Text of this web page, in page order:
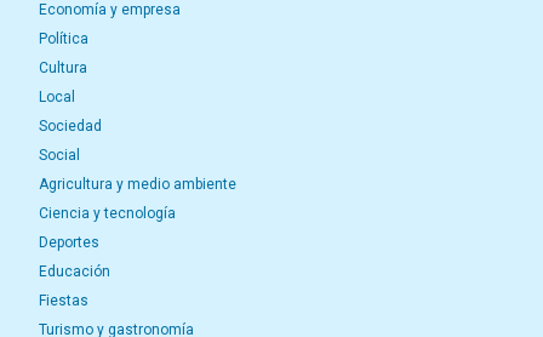
Economía y empresa
Política
Cultura
Local
Sociedad
Social
Agricultura y medio ambiente
Ciencia y tecnología
Deportes
Educación
Fiestas
Turismo y gastronomía